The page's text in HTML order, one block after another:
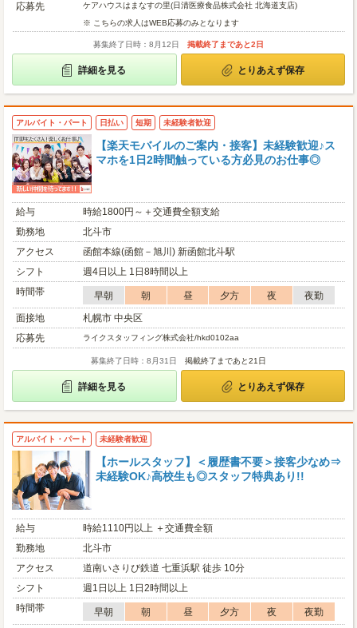
応募先
ケアハウスはまなすの里(日清医療食品株式会社 北海道支店)
※ こちらの求人はWEB応募のみとなります
募集終了日時：8月12日 掲載終了まであと2日
詳細を見る とりあえず保存
アルバイト・パート 日払い 短期 未経験者歓迎
【楽天モバイルのご案内・接客】未経験歓迎♪ス
マホを1日2時間触っている方必見のお仕事◎
給与
時給1800円～＋交通費全額支給
勤務地
北斗市
アクセス
函館本線(函館－旭川) 新函館北斗駅
シフト
週4日以上 1日8時間以上
時間帯
早朝 朝 昼 夕方 夜
夜勤
面接地
札幌市 中央区
応募先
ライクスタッフィング株式会社/hkd0102aa
募集終了日時：8月31日 掲載終了まであと21日
詳細を見る とりあえず保存
アルバイト・パート 未経験者歓迎
【ホールスタッフ】＜履歴書不要＞接客少なめ⇒
未経験OK♪高校生も◎スタッフ特典あり!!
給与
時給1110円以上 ＋交通費全額
勤務地
北斗市
アクセス
道南いさりび鉄道 七重浜駅 徒歩 10分
シフト
週1日以上 1日2時間以上
時間帯
早朝 朝 昼 夕方 夜
夜勤